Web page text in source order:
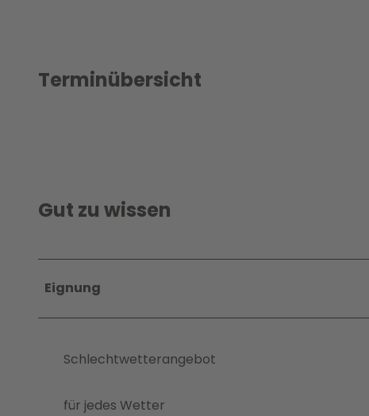
e
p
g
Terminübersicht
Gut zu wissen
Eignung
Schlechtwetterangebot
für jedes Wetter